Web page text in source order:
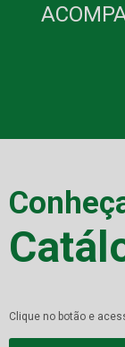
Clique no botão e